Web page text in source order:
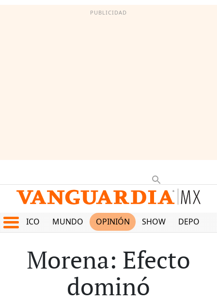
PUBLICIDAD
MÉXICO MUNDO OPINIÓN SHOW DEPORTES
Morena: Efecto
dominó